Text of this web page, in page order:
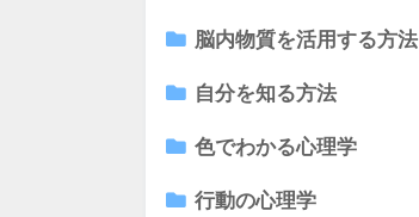
脳内物質を活用する方法
自分を知る方法
色でわかる心理学
行動の心理学